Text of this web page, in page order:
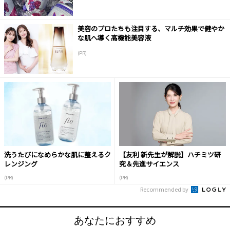
美容のプロたちも注目する、マルチ効果で健やか
な肌へ導く高機能美容液
(PR)
洗うたびになめらかな肌に整えるク
レンジング
(PR)
【友利 新先生が解説】ハチミツ研
究＆先進サイエンス
(PR)
Recommended by
あなたにおすすめ